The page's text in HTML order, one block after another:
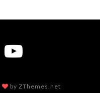
by ZThemes.net